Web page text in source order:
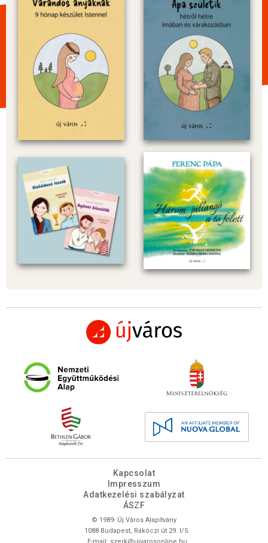
Kapcsolat
Impresszum
Adatkezelési szabályzat
ÁSZF
© 1989- Új Város Alapítvány
1088 Budapest, Rákóczi út 29. I/5.